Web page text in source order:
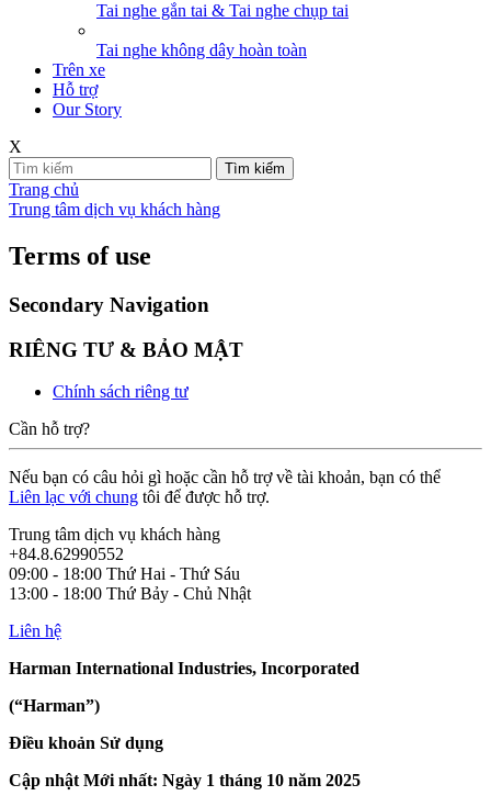
Tai nghe gắn tai & Tai nghe chụp tai
Tai nghe không dây hoàn toàn
Trên xe
Hỗ trợ
Our Story
X
Tìm kiếm
Trang chủ
Trung tâm dịch vụ khách hàng
Terms of use
Secondary Navigation
RIÊNG TƯ & BẢO MẬT
Chính sách riêng tư
Cần hỗ trợ?
Nếu bạn có câu hỏi gì hoặc cần hỗ trợ về tài khoản, bạn có thể
Liên lạc với chung tôi để được hỗ trợ.
Trung tâm dịch vụ khách hàng
+84.8.62990552
09:00 - 18:00 Thứ Hai - Thứ Sáu
13:00 - 18:00 Thứ Bảy - Chủ Nhật
Liên hệ
Harman International Industries, Incorporated
(“Harman”)
Điều khoản Sử dụng
Cập nhật Mới nhất: Ngày 1 tháng 10 năm 2025